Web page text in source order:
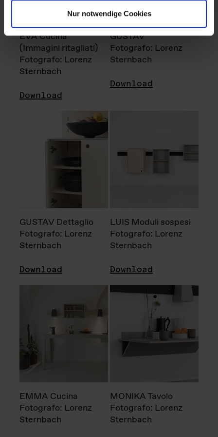
Nur notwendige Cookies
EVA Cucina
(Immagini ritagliati)
Fotografo: Lorenz
Sternbach
Download
GUSTAV
Fotografo: Lorenz
Sternbach
Download
GUSTAV Dettaglio
Fotografo: Lorenz
Sternbach
Download
LUIS Moduli sospesi
Fotografo: Lorenz
Sternbach
Download
EMMA Cucina
Fotografo: Lorenz
Sternbach
MONIKA Tavolo
Fotografo: Lorenz
Sternbach